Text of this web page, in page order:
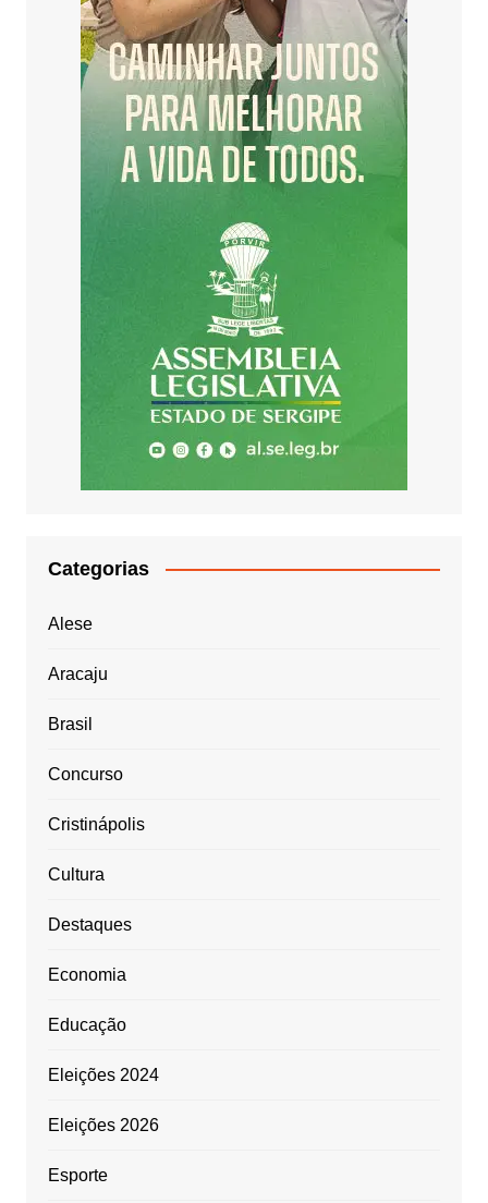
Categorias
Alese
Aracaju
Brasil
Concurso
Cristinápolis
Cultura
Destaques
Economia
Educação
Eleições 2024
Eleições 2026
Esporte